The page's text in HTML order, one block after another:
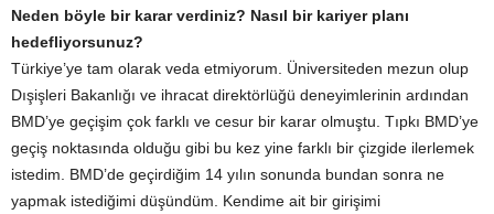
Neden böyle bir karar verdiniz? Nasıl bir kariyer planı
hedefliyorsunuz?
Türkiye’ye tam olarak veda etmiyorum. Üniversiteden mezun olup
Dışişleri Bakanlığı ve ihracat direktörlüğü deneyimlerinin ardından
BMD’ye geçişim çok farklı ve cesur bir karar olmuştu. Tıpkı BMD’ye
geçiş noktasında olduğu gibi bu kez yine farklı bir çizgide ilerlemek
istedim. BMD’de geçirdiğim 14 yılın sonunda bundan sonra ne
yapmak istediğimi düşündüm. Kendime ait bir girişimi